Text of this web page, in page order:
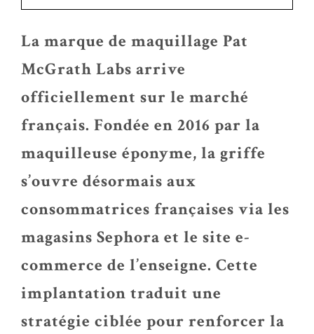
La marque de maquillage Pat
McGrath Labs arrive
officiellement sur le marché
français. Fondée en 2016 par la
maquilleuse éponyme, la griffe
s’ouvre désormais aux
consommatrices françaises via les
magasins Sephora et le site e-
commerce de l’enseigne. Cette
implantation traduit une
stratégie ciblée pour renforcer la